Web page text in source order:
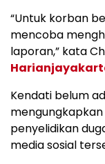
“Untuk korban
mencoba
laporan,” kata
Kendati belum
penyelidikan
media sosial